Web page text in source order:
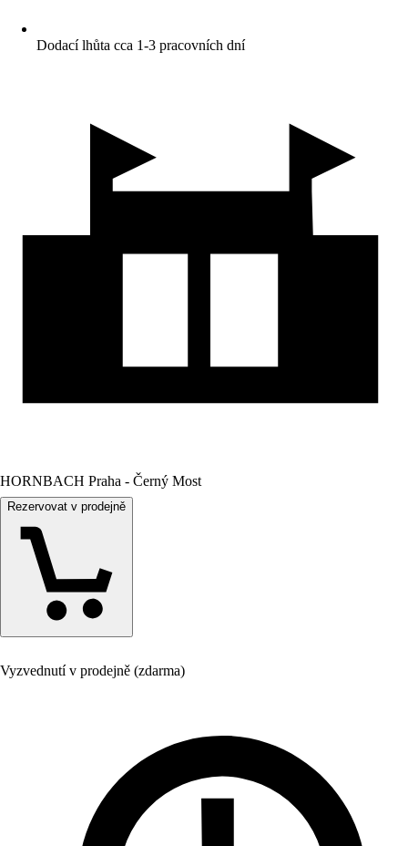
Dodací lhůta cca 1-3 pracovních dní
HORNBACH Praha - Černý Most
Rezervovat v prodejně
Vyzvednutí v prodejně (zdarma)